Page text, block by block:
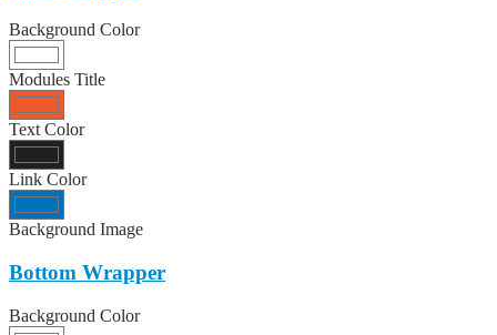
Background Color
Modules Title
Text Color
Link Color
Background Image
Bottom Wrapper
Background Color